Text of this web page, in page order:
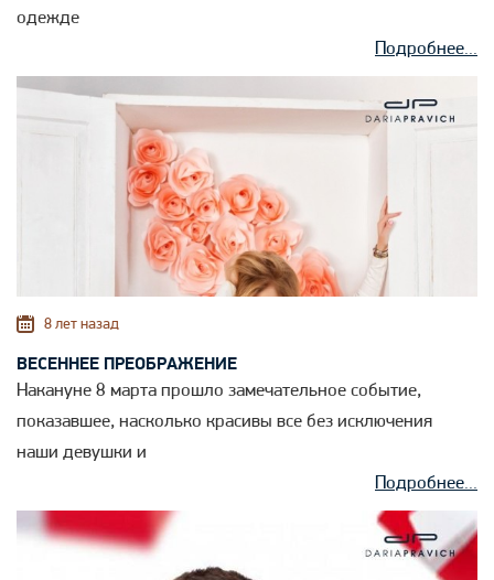
одежде
Подробнее...
8 лет назад
ВЕСЕННЕЕ ПРЕОБРАЖЕНИЕ
Накануне 8 марта прошло замечательное событие,
показавшее, насколько красивы все без исключения
наши девушки и
Подробнее...